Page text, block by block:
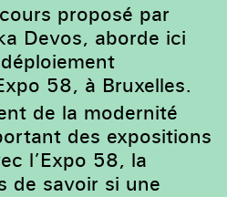
proposé par
Devos, aborde ici
58, à Bruxelles.
de la modernité
des expositions
l’Expo 58, la
de savoir si une